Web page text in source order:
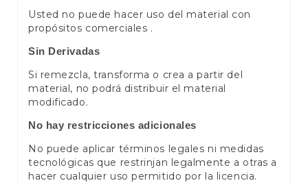
Usted no puede hacer uso del material con
propósitos comerciales .
Sin Derivadas
Si remezcla, transforma o crea a partir del
material, no podrá distribuir el material
modificado.
No hay restricciones adicionales
No puede aplicar términos legales ni medidas
tecnológicas que restrinjan legalmente a otras a
hacer cualquier uso permitido por la licencia.